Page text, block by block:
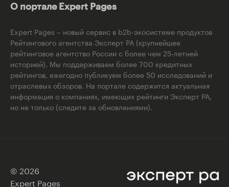
О портале Expert Pages
Expert Pages – новый сервис в b2b-экосистеме продуктов
Рейтингового агентства Эксперт РА (крупнейшее
рейтинговое агентство России с более чем 25-летней
историей). Мы поддерживаем более 700 кредитных
рейтингов, ежегодно публикуем более 50 исследований и
отраслевых обзоров. На портале содержится актуальная
информация о компаниях, имеющих рейтинги Эксперт РА,
но не только (следите за обновлениями).
© 2026
Expert Pages